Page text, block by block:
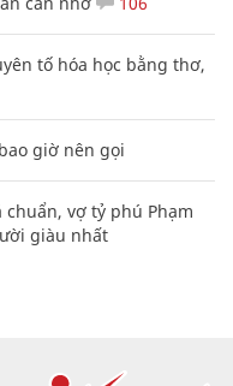
tố hóa học bằng thơ,
giờ nên gọi
vợ tỷ phú Phạm
giàu nhất